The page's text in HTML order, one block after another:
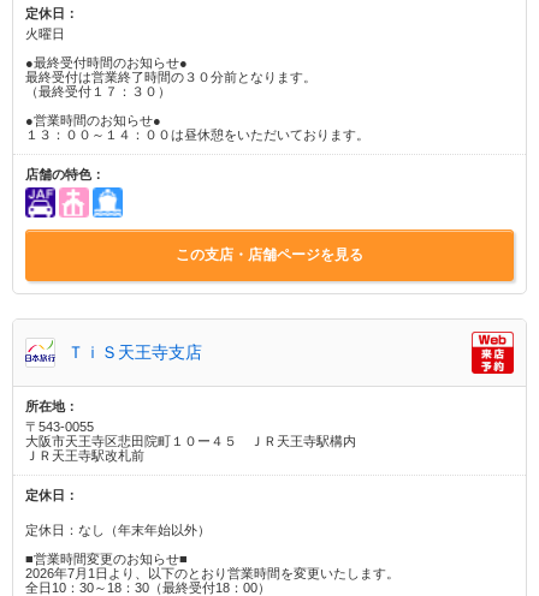
定休日：
火曜日
●最終受付時間のお知らせ●
最終受付は営業終了時間の３０分前となります。
（最終受付１７：３０）
●営業時間のお知らせ●
１３：００～１４：００は昼休憩をいただいております。
店舗の特色：
この支店・店舗ページを見る
ＴｉＳ天王寺支店
所在地：
〒543-0055
大阪市天王寺区悲田院町１０ー４５ ＪＲ天王寺駅構内
ＪＲ天王寺駅改札前
定休日：
定休日：なし（年末年始以外）
■営業時間変更のお知らせ■
2026年7月1日より、以下のとおり営業時間を変更いたします。
全日10：30～18：30（最終受付18：00）